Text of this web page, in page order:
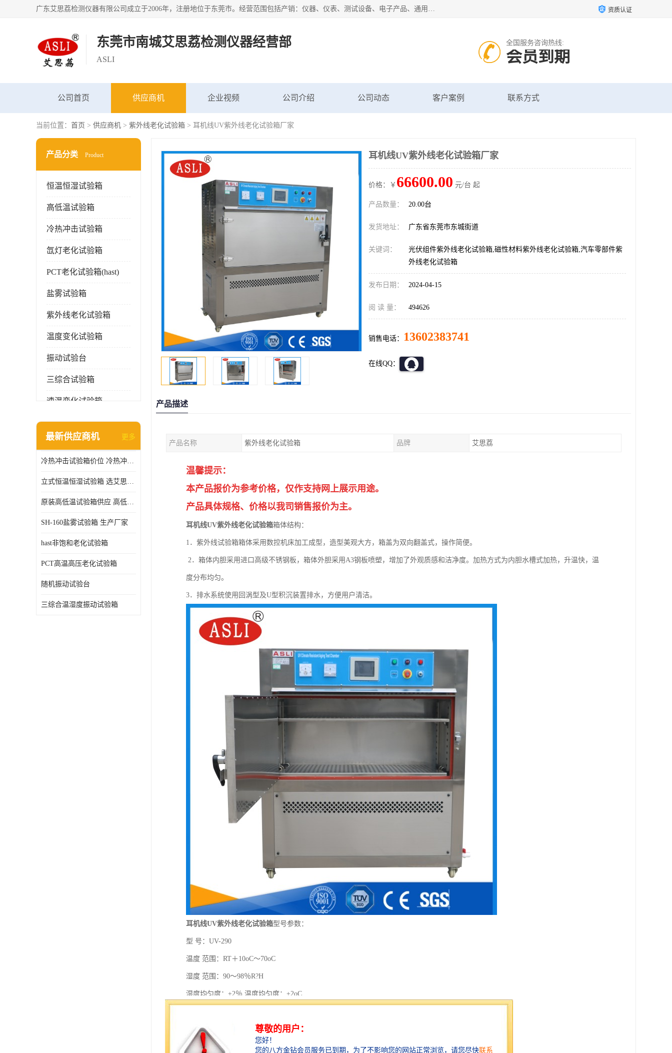
广东艾思荔检测仪器有限公司成立于2006年，注册地位于东莞市。经营范围包括产销：仪器、仪表、测试设备、电子产品、通用机械设；主要产品有： 恒温恒湿试验箱,冷热冲击试验箱,高低温试验箱,速温变化试验箱,高压加速老化试验箱,三综合试验箱,振动试验台等产品，欢迎选购。 资质认证
东莞市南城艾思荔检测仪器经营部
ASLI
全国服务咨询热线:
会员到期
公司首页 供应商机 企业视频 公司介绍 公司动态 客户案例 联系方式
当前位置： 首页 > 供应商机 > 紫外线老化试验箱 > 耳机线UV紫外线老化试验箱厂家
产品分类 Product
恒温恒湿试验箱
高低温试验箱
冷热冲击试验箱
氙灯老化试验箱
PCT老化试验箱(hast)
盐雾试验箱
紫外线老化试验箱
温度变化试验箱
振动试验台
三综合试验箱
速温变化试验箱
淋雨试验箱(沙尘)
高压加速老化试验箱
最新供应商机 更多
冷热冲击试验箱价位 冷热冲击试验设备 非标定制
立式恒温恒湿试验箱 选艾思荔厂家
原装高低温试验箱供应 高低温交变湿热试验箱
SH-160盐雾试验箱 生产厂家
hast非饱和老化试验箱
PCT高温高压老化试验箱
随机振动试验台
三综合温湿度振动试验箱
耳机线UV紫外线老化试验箱厂家
价格：￥ 66600.00 元/台 起
产品数量： 20.00台
发货地址： 广东省东莞市东城街道
关键词：
光伏组件紫外线老化试验箱,磁性材料紫外线老化试验箱,汽车零部件紫
外线老化试验箱
发布日期： 2024-04-15
阅 读 量： 494626
销售电话： 13602383741
在线QQ：
产品描述
产品名称 紫外线老化试验箱 品牌 艾思荔
温馨提示：
本产品报价为参考价格，仅作支持网上展示用途。
产品具体规格、价格以我司销售报价为主。
耳机线UV紫外线老化试验箱箱体结构：
1．紫外线试验箱箱体采用数控机床加工成型，造型美观大方，箱盖为双向翻盖式，操作简便。
2．箱体内胆采用进口高级不锈钢板，箱体外胆采用A3钢板喷塑，增加了外观质感和洁净度。加热方式为内胆水槽式加热，升温快，温
度分布均匀。
3．排水系统使用回涡型及U型积沉装置排水，方便用户清洁。
耳机线UV紫外线老化试验箱型号参数：
型 号：UV-290
温度 范围：RT＋10oC～70oC
湿度 范围：90～98％R?H
湿度均匀度：±2％ 温度均匀度：±2oC
湿度波动度：±2％
标准试件尺寸：75×150㎜或75×300㎜（特殊规格需在合同中说明）